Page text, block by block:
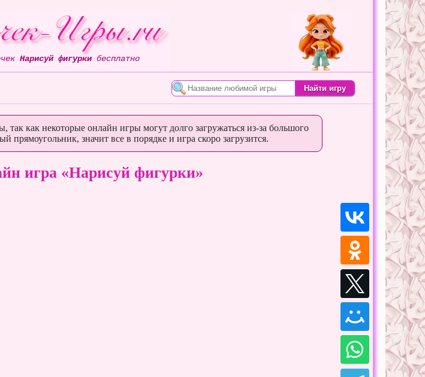
Нарисуй фигуркибесплатно
так как некоторые онлайн игры могут долго загружаться из-за большого
прямоугольник, значит все в порядке и игра скоро загрузится.
игра «Нарисуй фигурки»